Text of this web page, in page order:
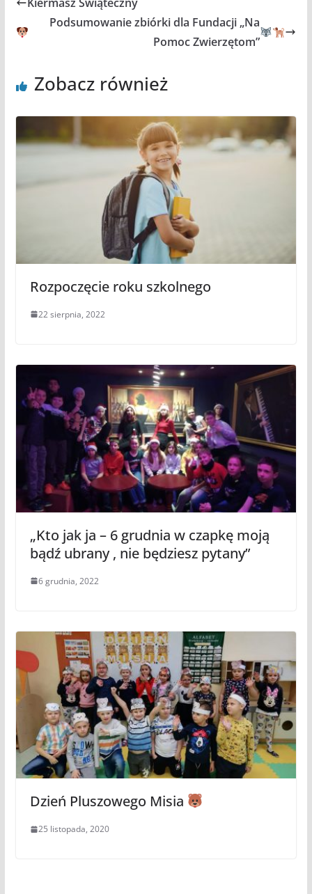
Podsumowanie zbiórki dla Fundacji „Na
Pomoc Zwierzętom”
Zobacz również
Rozpoczęcie roku szkolnego
22 sierpnia, 2022
„Kto jak ja – 6 grudnia w czapkę moją
bądź ubrany , nie będziesz pytany”
6 grudnia, 2022
Dzień Pluszowego Misia
25 listopada, 2020